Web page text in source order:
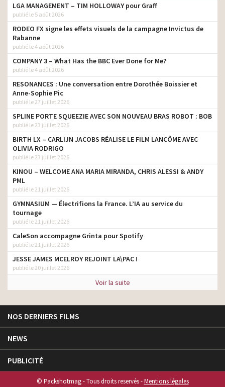
LGA MANAGEMENT – TIM HOLLOWAY pour Graff
publié le 5 août 2026
RODEO FX signe les effets visuels de la campagne Invictus de
Rabanne
publié le 4 août 2026
COMPANY 3 – What Has the BBC Ever Done for Me?
publié le 4 août 2026
RESONANCES : Une conversation entre Dorothée Boissier et
Anne-Sophie Pic
publié le 27 juillet 2026
SPLINE PORTE SQUEEZIE AVEC SON NOUVEAU BRAS ROBOT : BOB
publié le 23 juillet 2026
BIRTH LX – CARLIJN JACOBS RÉALISE LE FILM LANCÔME AVEC
OLIVIA RODRIGO
publié le 23 juillet 2026
KINOU – WELCOME ANA MARIA MIRANDA, CHRIS ALESSI & ANDY
PML
publié le 21 juillet 2026
GYMNASIUM — Électrifions la France. L’IA au service du
tournage
publié le 21 juillet 2026
CaleSon accompagne Grinta pour Spotify
publié le 21 juillet 2026
JESSE JAMES MCELROY REJOINT LA\PAC !
publié le 20 juillet 2026
Voir la suite
NOS DERNIERS FILMS
NEWS
PUBLICITÉ
© Packshotmag - Tous droits reservés -Mentions légales